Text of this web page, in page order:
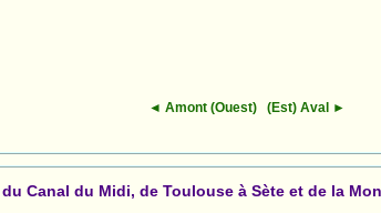
◄ Amont (Ouest) (Est) Aval ►
Canal du Midi, de Toulouse à Sète et de la